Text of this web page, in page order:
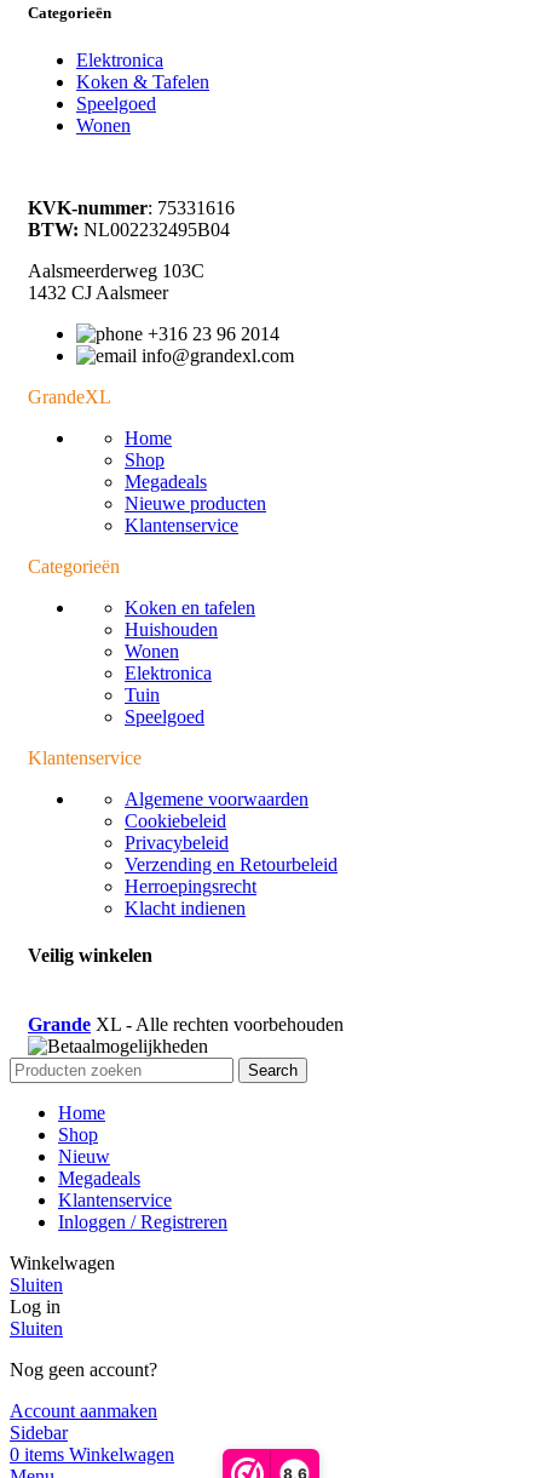
8,6
Categorieën
Elektronica
Koken & Tafelen
Speelgoed
Wonen
KVK-nummer: 75331616
BTW: NL002232495B04
Aalsmeerderweg 103C
1432 CJ Aalsmeer
+316 23 96 2014
info@grandexl.com
GrandeXL
Home
Shop
Megadeals
Nieuwe producten
Klantenservice
Categorieën
Koken en tafelen
Huishouden
Wonen
Elektronica
Tuin
Speelgoed
Klantenservice
Algemene voorwaarden
Cookiebeleid
Privacybeleid
Verzending en Retourbeleid
Herroepingsrecht
Klacht indienen
Veilig winkelen
Grande XL - Alle rechten voorbehouden
Search
Home
Shop
Nieuw
Megadeals
Klantenservice
Inloggen / Registreren
Winkelwagen
Sluiten
Log in
Sluiten
Nog geen account?
Account aanmaken
Sidebar
0 items Winkelwagen